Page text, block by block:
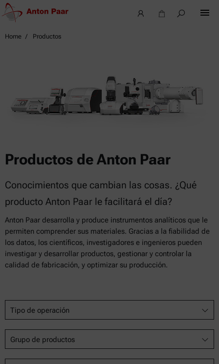
Home Productos
Productos de Anton Paar
Conocimientos que cambian las cosas. ¿Qué
producto Anton Paar le facilitará el día?
Anton Paar desarrolla y produce instrumentos analíticos que le
permiten comprender sus materiales. Gracias a la fiabilidad de
los datos, los científicos, investigadores e ingenieros pueden
investigar y desarrollar productos, gestionar y controlar la
calidad de fabricación, y optimizar su producción.
Tipo de operación
Grupo de productos